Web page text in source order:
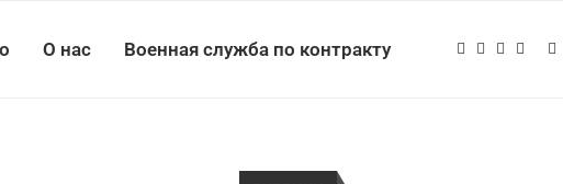
О нас Военная служба по контракту